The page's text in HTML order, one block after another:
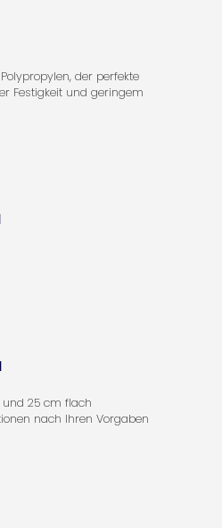
der perfekte
Festigkeit und geringem
und 25 cm flach
nach Ihren Vorgaben